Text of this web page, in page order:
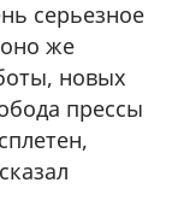
серьезное
же
новых
прессы